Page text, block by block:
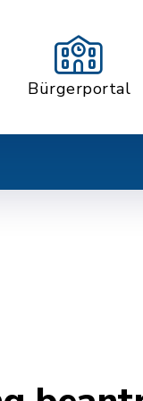
Bürgerportal